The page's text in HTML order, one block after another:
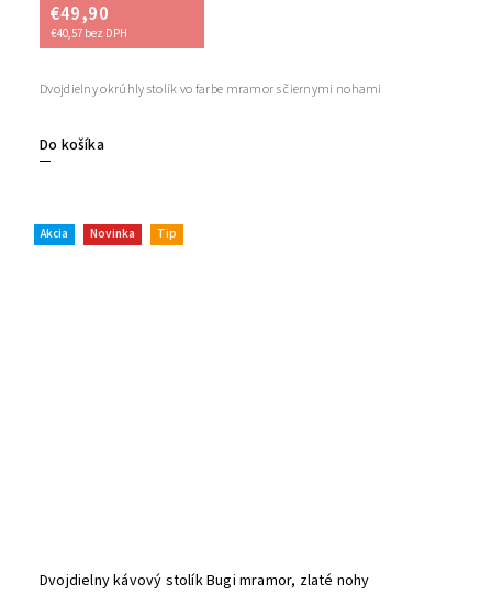
€49,90
€40,57 bez DPH
Do košíka
Dvojdielny okrúhly stolík vo farbe mramor s čiernymi nohami
Akcia Novinka Tip
Dvojdielny kávový stolík Bugi mramor, zlaté nohy